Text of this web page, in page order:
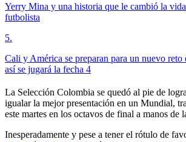
Yerry Mina y una historia que le cambió la
futbolista
5.
Cali y América se preparan para un nuevo
así se jugará la fecha 4
La Selección Colombia se quedó al pie de
igualar la mejor presentación en un Mundial,
este martes en los octavos de final a manos de
Inesperadamente y pese a tener el rótulo de